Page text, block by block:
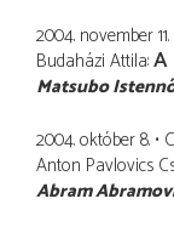
2004. november 11.
Budaházi Attila
Matsubo
2004. október 8.
Anton Pavlovics
Abram